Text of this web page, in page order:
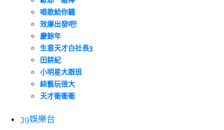
唱歌給你聽
效廉出發吧!
慶餘年
生意天才白社長3
田耕紀
小明星大跟班
綜藝玩很大
天才衝衝衝
39娛樂台